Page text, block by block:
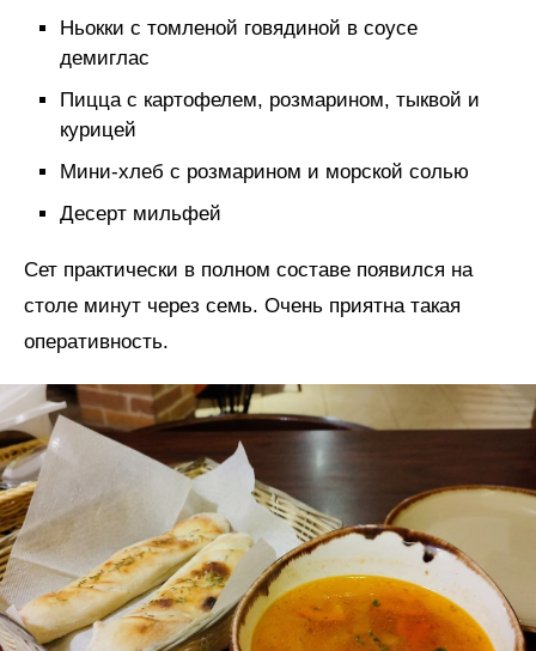
Ньокки с томленой говядиной в соусе
демиглас
Пицца с картофелем, розмарином, тыквой и
курицей
Мини-хлеб с розмарином и морской солью
Десерт мильфей
Сет практически в полном составе появился на
столе минут через семь. Очень приятна такая
оперативность.